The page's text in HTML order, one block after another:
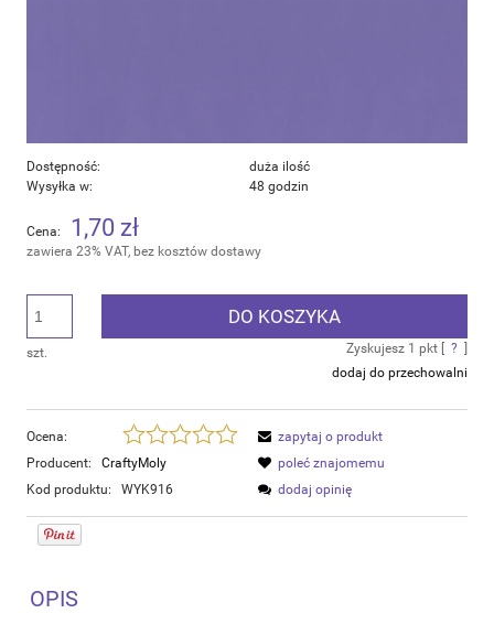
Dostępność:
duża ilość
Wysyłka w:
48 godzin
Cena: 1,70 zł
zawiera 23% VAT, bez kosztów dostawy
szt.
DO KOSZYKA
Zyskujesz 1 pkt [ ?
dodaj do przechowalni
Ocena:
Producent:
CraftyMoly
Kod produktu:
WYK916
zapytaj o produkt
poleć znajomemu
dodaj opinię
OPIS